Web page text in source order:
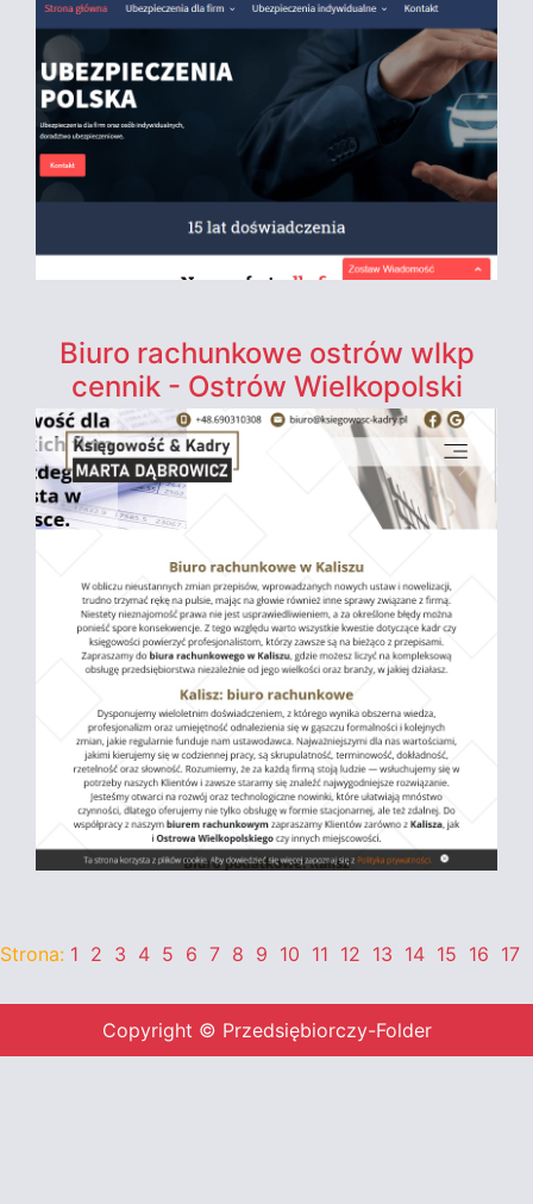
Biuro rachunkowe ostrów wlkp
cennik - Ostrów Wielkopolski
Strona: 1 2 3 4 5 6 7 8 9 10 11 12 13 14 15 16 17
Copyright © Przedsiębiorczy-Folder